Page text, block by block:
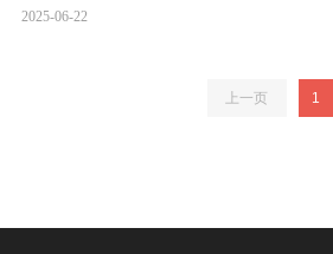
在赞比亚成立，业务涵盖渔业、养殖、种植和种
为Zamgreen提供官网设计、外贸网站建设、SEO运
2025-06-22
上一页 1